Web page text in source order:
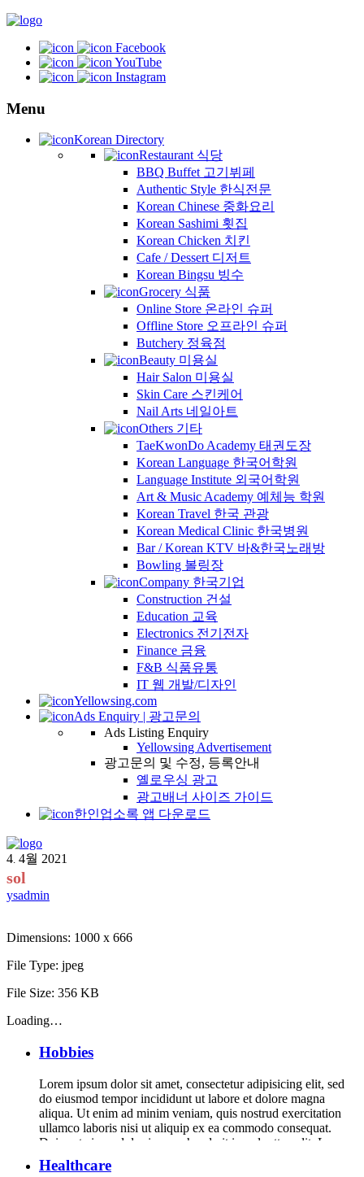
Facebook
YouTube
Instagram
Menu
Korean Directory
Restaurant 식당
BBQ Buffet 고기뷔페
Authentic Style 한식전문
Korean Chinese 중화요리
Korean Sashimi 횟집
Korean Chicken 치킨
Cafe / Dessert 디저트
Korean Bingsu 빙수
Grocery 식품
Online Store 온라인 슈퍼
Offline Store 오프라인 슈퍼
Butchery 정육점
Beauty 미용실
Hair Salon 미용실
Skin Care 스킨케어
Nail Arts 네일아트
Others 기타
TaeKwonDo Academy 태권도장
Korean Language 한국어학원
Language Institute 외국어학원
Art & Music Academy 예체능 학원
Korean Travel 한국 관광
Korean Medical Clinic 한국병원
Bar / Korean KTV 바&한국노래방
Bowling 볼링장
Company 한국기업
Construction 건설
Education 교육
Electronics 전기전자
Finance 금융
F&B 식품유통
IT 웹 개발/디자인
Yellowsing.com
Ads Enquiry | 광고문의
Ads Listing Enquiry
Yellowsing Advertisement
광고문의 및 수정, 등록안내
옐로우싱 광고
광고배너 사이즈 가이드
한인업소록 앱 다운로드
4. 4월 2021
sol
ysadmin
Dimensions: 1000 x 666
File Type: jpeg
File Size: 356 KB
Loading…
Hobbies
Lorem ipsum dolor sit amet, consectetur adipisicing elit, sed
do eiusmod tempor incididunt ut labore et dolore magna
aliqua. Ut enim ad minim veniam, quis nostrud exercitation
ullamco laboris nisi ut aliquip ex ea commodo consequat.
Duis aute irure dolor in reprehenderit in voluptte velit. Lorem
ipsum dolor sit amet, consectetur adipisicing elit, sed do […]
Healthcare